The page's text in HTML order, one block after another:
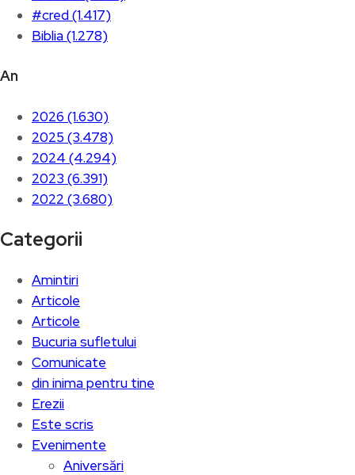
#cred (1.417)
Biblia (1.278)
An
2026 (1.630)
2025 (3.478)
2024 (4.294)
2023 (6.391)
2022 (3.680)
Categorii
Amintiri
Articole
Articole
Bucuria sufletului
Comunicate
din inima pentru tine
Erezii
Este scris
Evenimente
Aniversări